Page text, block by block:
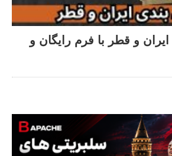
و قطر با فرم رایگان و